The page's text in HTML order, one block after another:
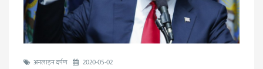
अनलाइन दर्पण 2020-05-02